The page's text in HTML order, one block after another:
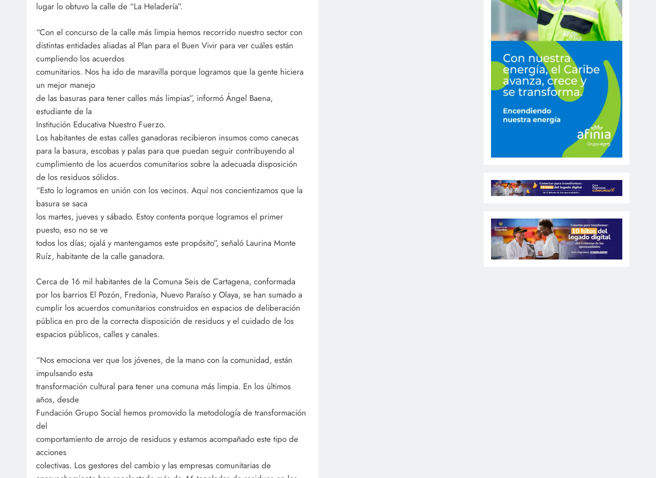
lugar lo obtuvo la calle de “La Heladería”.
“Con el concurso de la calle más limpia hemos recorrido nuestro sector con
distintas entidades aliadas al Plan para el Buen Vivir para ver cuáles están
cumpliendo los acuerdos
comunitarios. Nos ha ido de maravilla porque logramos que la gente hiciera
un mejor manejo
de las basuras para tener calles más limpias”, informó Ángel Baena,
estudiante de la
Institución Educativa Nuestro Fuerzo.
Los habitantes de estas calles ganadoras recibieron insumos como canecas
para la basura, escobas y palas para que puedan seguir contribuyendo al
cumplimiento de los acuerdos comunitarios sobre la adecuada disposición
de los residuos sólidos.
“Esto lo logramos en unión con los vecinos. Aquí nos concientizamos que la
basura se saca
los martes, jueves y sábado. Estoy contenta porque logramos el primer
puesto, eso no se ve
todos los días; ojalá y mantengamos este propósito”, señaló Laurina Monte
Ruíz, habitante de la calle ganadora.
Cerca de 16 mil habitantes de la Comuna Seis de Cartagena, conformada
por los barrios El Pozón, Fredonia, Nuevo Paraíso y Olaya, se han sumado a
cumplir los acuerdos comunitarios construidos en espacios de deliberación
pública en pro de la correcta disposición de residuos y el cuidado de los
espacios públicos, calles y canales.
“Nos emociona ver que los jóvenes, de la mano con la comunidad, están
impulsando esta
transformación cultural para tener una comuna más limpia. En los últimos
años, desde
Fundación Grupo Social hemos promovido la metodología de transformación
del
comportamiento de arrojo de residuos y estamos acompañado este tipo de
acciones
colectivas. Los gestores del cambio y las empresas comunitarias de